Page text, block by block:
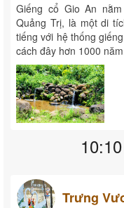
Giếng cổ Gio An
Quảng Trị, là một di
tiếng với hệ thống
cách đây hơn 1000
10:10
Trưng